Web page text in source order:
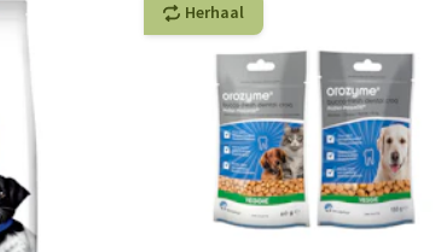
Herhaal